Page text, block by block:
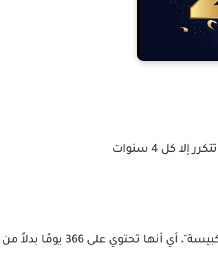
يستعد العالم لاستقبال السنة الجديدة 2024، والتي ستكون سنة "كبيسة"، أي أنها تحتوي على 366 يومًا بدلاً من